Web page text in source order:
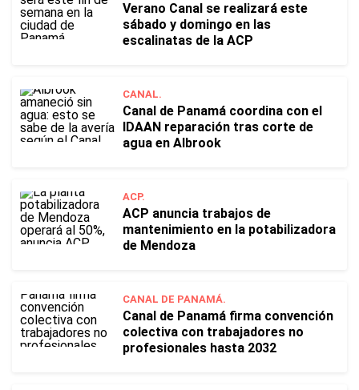
Verano Canal se realizará este
sábado y domingo en las
escalinatas de la ACP
CANAL.
Canal de Panamá coordina con el
IDAAN reparación tras corte de
agua en Albrook
ACP.
ACP anuncia trabajos de
mantenimiento en la potabilizadora
de Mendoza
CANAL DE PANAMÁ.
Canal de Panamá firma convención
colectiva con trabajadores no
profesionales hasta 2032